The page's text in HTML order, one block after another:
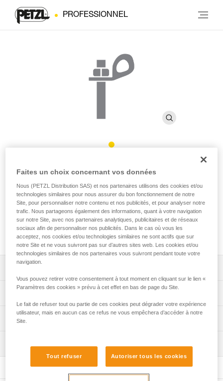
PROFESSIONNEL
BOLT STEEL
Goujon en acier pour les usages en intérieur ou les
chantiers ponctuels (pack de 20)
Goujon en acier pour les usages en intérieur ou les chantiers
ponctuels.
Disponible pour plaquette de diamètre 10 ou 12 mm.
NB : Pour les références vendues par lot, la revente de
produits à l'unité n'est pas autorisée.
Matière(s): acier
Référence : P36GA 10
Diamètre : 10 mm
Longueur de perçage : 8,5 cm
Informations techniques
Télécharger le pdf technical-notice-COEUR-BOLT-STEEL-
STAINLESS-HCR-1
Faites un choix concernant vos données
Nous (PETZL Distribution SAS) et nos partenaires utilisons des cookies et/ou
technologies similaires pour nous assurer du bon fonctionnement de notre
Site, pour personnaliser notre contenu et nos publicités, et pour analyser notre
trafic. Nous partageons également des informations, quant à votre navigation
sur notre Site, avec nos partenaires analytiques, publicitaires et de réseaux
sociaux afin de personnaliser nos publicités. Dans le cas où vous les
acceptez, nos cookies et/ou technologies similaires ne sont actifs que sur
notre Site et ne vous suivront pas sur d’autres sites web. Les cookies et/ou
technologies similaires de nos partenaires vous suivront pendant toute votre
navigation.
Vous pouvez retirer votre consentement à tout moment en cliquant sur le lien «
Paramètres des cookies » prévu à cet effet en bas de page du Site.
Le fait de refuser tout ou partie de ces cookies peut dégrader votre expérience
utilisateur, mais en aucun cas ce refus ne vous empêchera d’accéder à notre
Site.
Tout refuser Autoriser tous les cookies